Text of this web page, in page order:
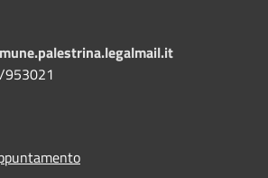
953021